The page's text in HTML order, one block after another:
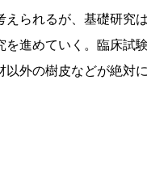
られるが、基礎研究
進めていく。臨床試
外の樹皮などが絶対